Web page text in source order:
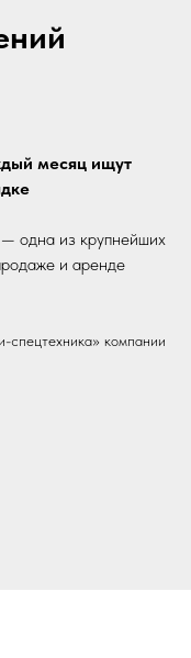
месяц ищут
одна из крупнейших
и аренде
спецтехника» компании